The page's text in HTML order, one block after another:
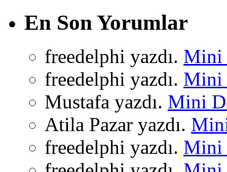
En Son Yorumlar
freedelphi yazdı. Mini
freedelphi yazdı. Mini
Mustafa yazdı. Mini
Atila Pazar yazdı.
freedelphi yazdı. Mini